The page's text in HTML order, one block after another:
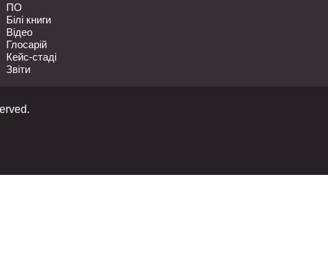
ПО
Білі книги
Відео
Глосарій
Кейс-стаді
Звіти